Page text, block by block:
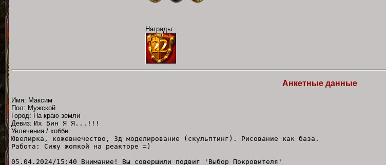
Награды:
Анкетные данные
Имя: Максим
Пол: Мужской
Город: На краю земли
Девиз: Их Бин Я Я...!!!
Увлечения / хобби:
Ювелирка, кожевнечество, 3д моделирование (скульптинг). Рисование как база.
Работа: Сижу жопкой на реакторе =)
05.04.2024/15:40 Внимание! Вы совершили подвиг 'Выбор Покровителя'